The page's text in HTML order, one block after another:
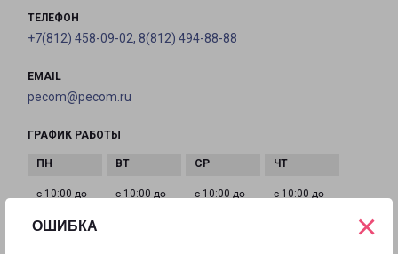
ОШИБКА ×
ТЕЛЕФОН
+7(812) 458-09-02, 8(812) 494-88-88
EMAIL
pecom@pecom.ru
ГРАФИК РАБОТЫ
с 10:00 до
с 10:00 до
с 10:00 до
с 10:00 до